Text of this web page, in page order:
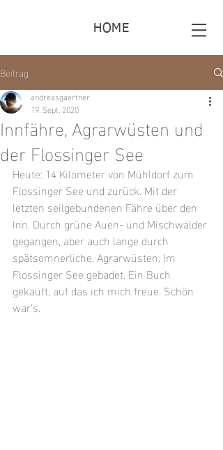
HOME
Beitrag
Innfähre, Agrarwüsten und
der Flossinger See
andreasgaertner
19. Sept. 2020
Heute: 14 Kilometer von Mühldorf zum
Flossinger See und zurück. Mit der
letzten seilgebundenen Fähre über den
Inn. Durch grüne Auen- und Mischwälder
gegangen, aber auch lange durch
spätsomnerliche. Agrarwüsten. Im
Flossinger See gebadet. Ein Buch
gekauft, auf das ich mich freue. Schön
war's.